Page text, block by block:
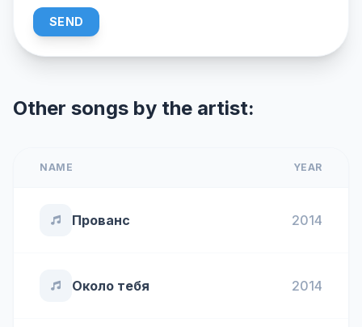
SEND
Other songs by the artist:
NAME YEAR
Прованс 2014
Около тебя 2014